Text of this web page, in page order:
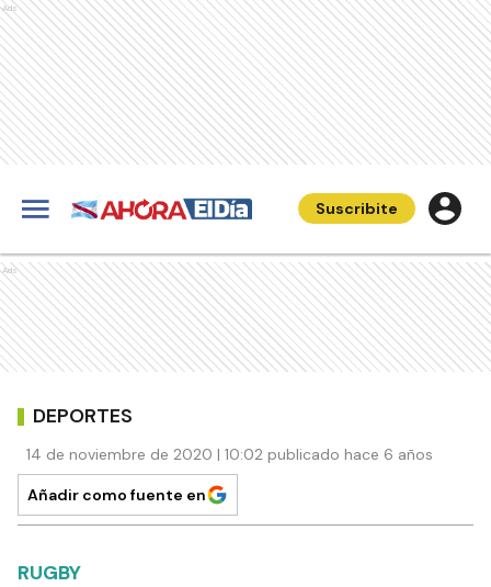
Ads
Suscribite
Ads
DEPORTES
14 de noviembre de 2020 | 10:02 publicado hace 6 años
Añadir como fuente en
RUGBY